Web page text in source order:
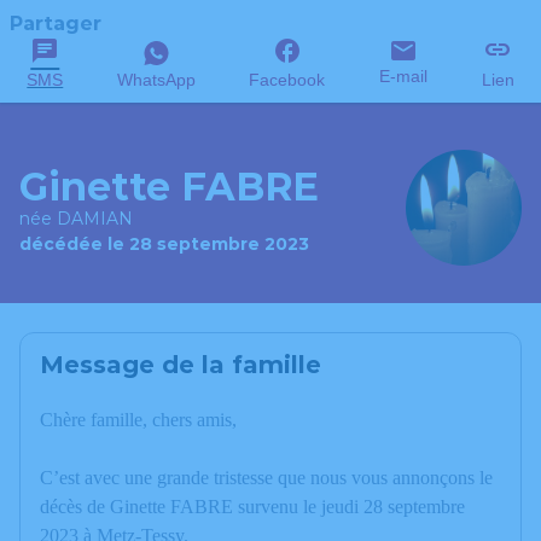
Partager
SMS WhatsApp Facebook E-mail Lien
Ginette FABRE
née DAMIAN
décédée le 28 septembre 2023
Message de la famille
Chère famille, chers amis,
C’est avec une grande tristesse que nous vous annonçons le
décès de Ginette FABRE survenu le jeudi 28 septembre
2023 à Metz-Tessy.